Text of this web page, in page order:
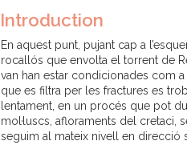
Introduction
En aquest punt, pujant cap a
rocallós que envolta el torrent de
van han estar condicionades com
que es filtra per les fractures es
lentament, en un procés que pot
mol·luscs, afloraments del cretaci,
seguim al mateix nivell en direcció